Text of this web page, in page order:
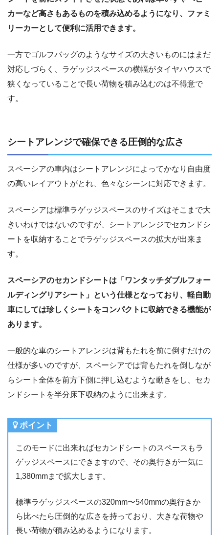
カーなど高さもあるものを積み込めるようになり、ファミ
リーカーとして便利に活用できます。
一方でゴルフバッグのようなサイズの大きいものにはまだ
対応しづらく、ラゲッジスペースの横幅がタイヤハウスで
狭くなっていることで長い荷物を積み込むのは不得意で
す。
シートアレンジで確保できる圧倒的な広さ
スペーシアの車内はシートアレンジによってかなり自由度
の高いレイアウトがとれ、色々なシーンに対応できます。
スペーシアは標準ラゲッジスペースのサイズはそこまで大
きいわけではないのですが、シートアレンジでセカンドシ
ートを収納することでラゲッジスペースの拡大が出来ま
す。
スペーシアのセカンドシートは「ワンタッチダブルフォー
ルディングリアシート」という仕様となっており、軽自動
車にしては珍しくシートをコンパクトに収納できる機能が
あります。
一般的な車のシートアレンジは背もたれを前に倒すだけの
仕様が多いのですが、スペーシアでは背もたれを倒しなが
らシート全体を前方下側に押し込むような動きをし、セカ
ンドシートを半分床下収納のように出来ます。
ポイント
このモードに出来ればセカンドシートのスペースもラ
ゲッジスペースにできますので、その奥行きが一気に
1,380mmまで拡大します。
標準ラゲッジスペースの320mm〜540mmの奥行きか
ら比べたら圧倒的な広さを持っており、大きな荷物や
長い荷物が積み込めるようになります。